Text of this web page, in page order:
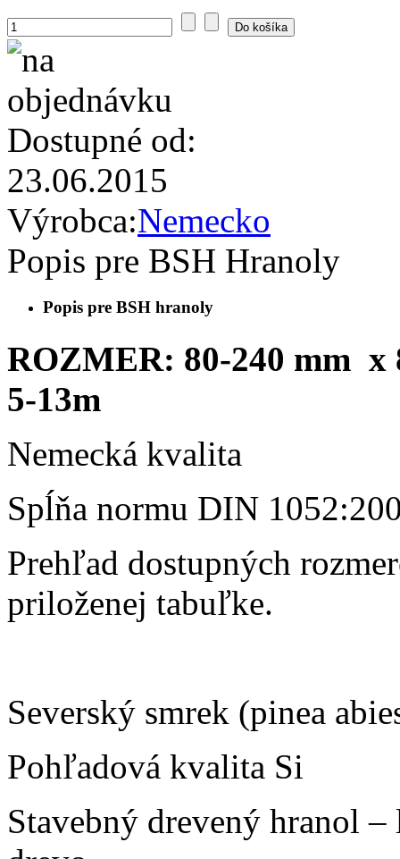
Dostupné od:
23.06.2015
Výrobca:Nemecko
Popis pre BSH Hranoly
Popis pre BSH hranoly
ROZMER: 80-240 mm x
5-13m
Nemecká kvalita
Spĺňa normu DIN
Prehľad dostupných
priloženej tabuľke.
Severský smrek (pinea
Pohľadová kvalita Si
Stavebný drevený hranol –